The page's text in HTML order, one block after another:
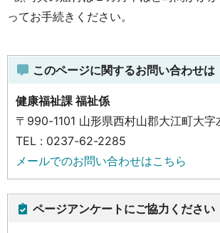
ってお手続きください。
このページに関するお問い合わせは
健康福祉課 福祉係
〒990-1101 山形県西村山郡大江町大
TEL : 0237-62-2285
メールでのお問い合わせはこちら
ページアンケートにご協力ください